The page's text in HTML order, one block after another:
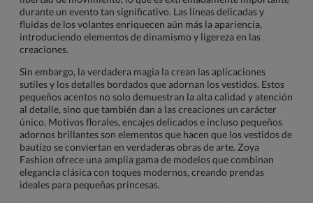
durante un evento tan significativo. Las líneas delicadas y
fluidas de los volantes enriquecen aún más la apariencia,
introduciendo elementos de dinamismo y ligereza en las
creaciones.
Sin embargo, la verdadera magia la crean las aplicaciones
sutiles y los detalles bordados que adornan los vestidos. Estos
pequeños acentos no solo demuestran la alta calidad y atención
al detalle, sino que también dan a las creaciones un carácter
único. Motivos florales, encajes delicados e incluso pequeños
adornos brillantes son elementos que hacen que los vestidos de
bautizo se conviertan en verdaderas obras de arte. Zoya
Fashion ofrece una amplia gama de modelos que combinan
elegancia clásica con toques modernos, creando prendas
ideales para pequeñas princesas.